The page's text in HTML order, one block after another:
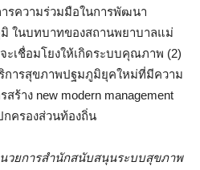
รความร่วมมือในการพัฒนา
ในบทบาทของสถานพยาบาลแม่
เชื่อมโยงให้เกิดระบบคุณภาพ (2)
ารสุขภาพปฐมภูมิยุคใหม่ที่มีความ
ร้าง new modern management
กครองส่วนท้องถิ่น
วยการสำนักสนับสนุนระบบสุขภาพ